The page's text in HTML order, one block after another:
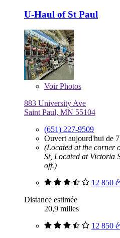
U-Haul of St Paul
VoirPhotos
883 University Ave
Saint Paul, MN 55104
(651) 227-9509
Ouvert aujourd'hui de
(Located at the corner
St, Located at Victoria
off.)
12 850
Distance estimée
20,9 milles
12 850